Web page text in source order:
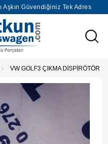
Aşkın Güvendiğiniz Tek Adres
VW GOLF3 ÇIKMA DİSPİRÖTÖR